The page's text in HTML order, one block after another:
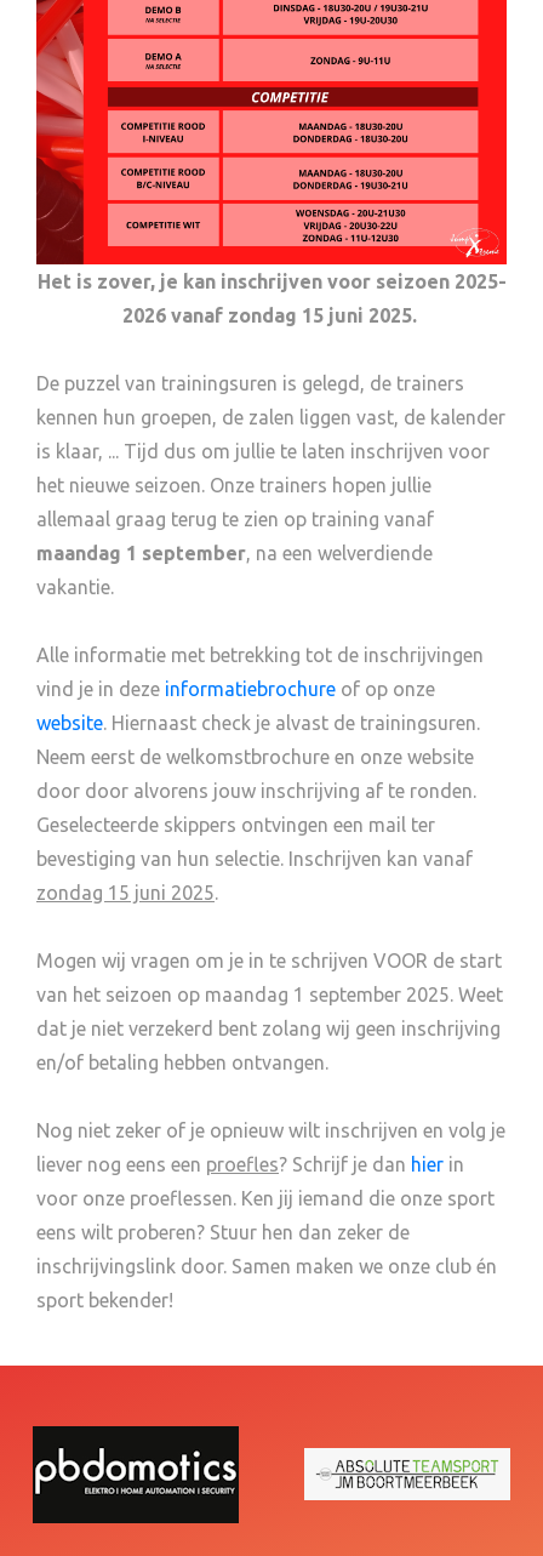
Het is zover, je kan inschrijven voor seizoen 2025-
2026 vanaf zondag 15 juni 2025.
De puzzel van trainingsuren is gelegd, de trainers
kennen hun groepen, de zalen liggen vast, de kalender
is klaar, ... Tijd dus om jullie te laten inschrijven voor
het nieuwe seizoen. Onze trainers hopen jullie
allemaal graag terug te zien op training vanaf
maandag 1 september, na een welverdiende
vakantie.
Alle informatie met betrekking tot de inschrijvingen
vind je in deze informatiebrochure of op onze
website. Hiernaast check je alvast de trainingsuren.
Neem eerst de welkomstbrochure en onze website
door door alvorens jouw inschrijving af te ronden.
Geselecteerde skippers ontvingen een mail ter
bevestiging van hun selectie. Inschrijven kan vanaf
zondag 15 juni 2025.
Mogen wij vragen om je in te schrijven VOOR de start
van het seizoen op maandag 1 september 2025. Weet
dat je niet verzekerd bent zolang wij geen inschrijving
en/of betaling hebben ontvangen.
Nog niet zeker of je opnieuw wilt inschrijven en volg je
liever nog eens een proefles? Schrijf je dan hier in
voor onze proeflessen. Ken jij iemand die onze sport
eens wilt proberen? Stuur hen dan zeker de
inschrijvingslink door. Samen maken we onze club én
sport bekender!